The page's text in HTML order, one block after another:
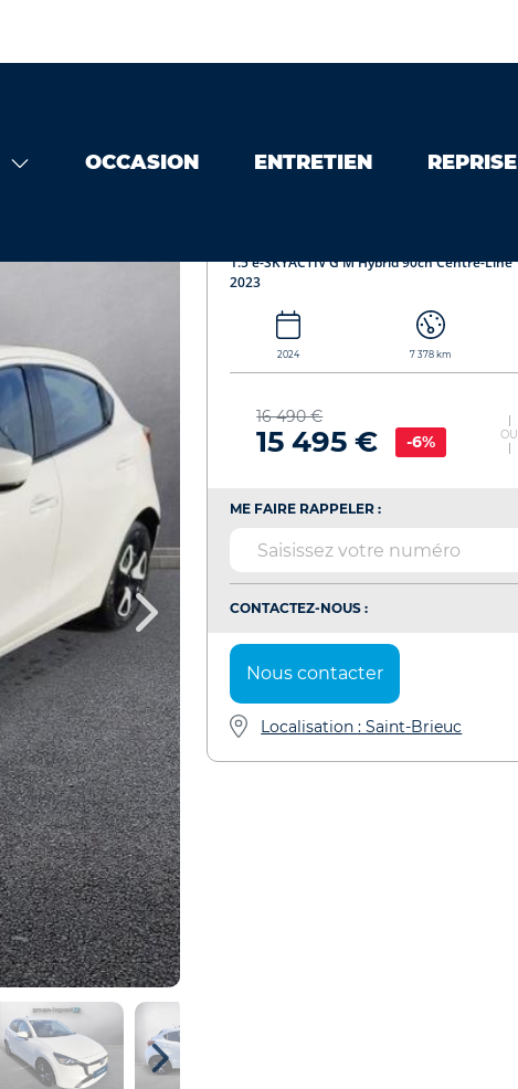
OCCASION ENTRETIEN REPRISE
1.5 e-SKYACTIV G M Hybrid 90ch Centre-Line
2023
2024 7 378 km
16 490 €
15 495 € -6% OU
ME FAIRE RAPPELER :
CONTACTEZ-NOUS :
Nous contacter
Localisation : Saint-Brieuc